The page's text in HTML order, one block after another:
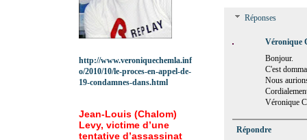
Réponses
Véronique
Bonjour.
C'est
Nous
Véronique
Répondre
http://www.veroniquechemla.inf
o/2010/10/le-proces-en-appel-de-
19-condamnes-dans.html
Jean-Louis (Chalom)
Levy, victime d’une
tentative d’assassinat